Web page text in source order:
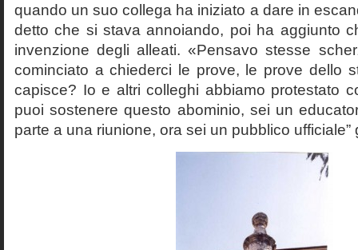
quando un suo collega ha iniziato a dare in
detto che si stava annoiando, poi ha aggiunto
invenzione degli alleati. «Pensavo stesse
cominciato a chiederci le prove, le prove dello
capisce? Io e altri colleghi abbiamo protestato
puoi sostenere questo abominio, sei un
parte a una riunione, ora sei un pubblico ufficiale”